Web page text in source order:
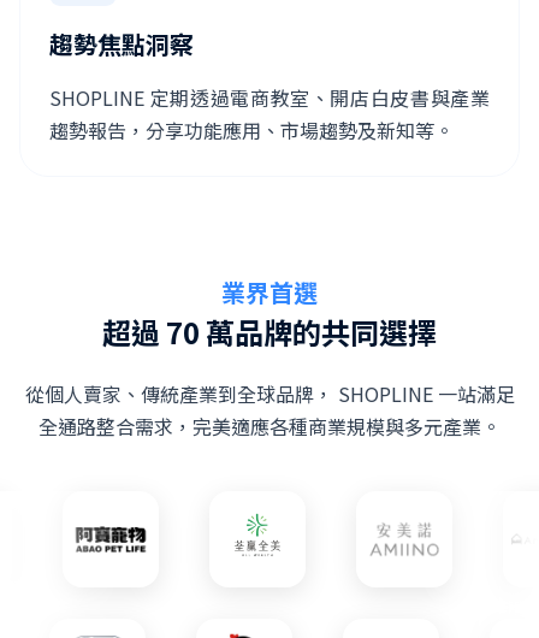
趨勢焦點洞察
SHOPLINE 定期透過電商教室、開店白皮書與產業
趨勢報告，分享功能應用、市場趨勢及新知等。
業界首選
超過 70 萬品牌的共同選擇
從個人賣家、傳統產業到全球品牌， SHOPLINE 一站滿足
全通路整合需求，完美適應各種商業規模與多元產業。